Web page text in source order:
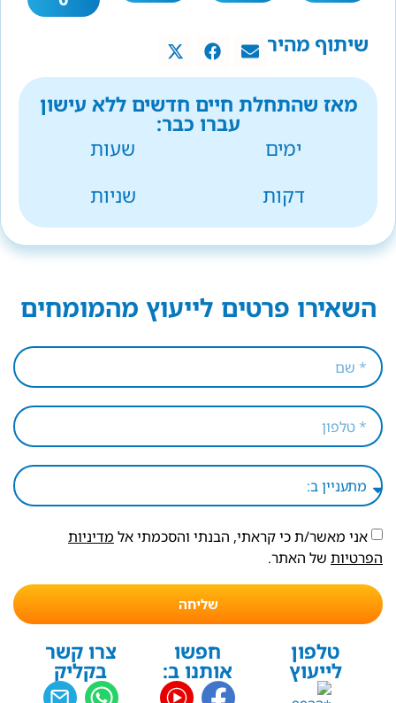
שיתוף מהיר
מאז שהתחלת חיים חדשים ללא עישון
עברו כבר:
ימים
שעות
דקות
שניות
השאירו פרטים לייעוץ מהמומחים
אני מאשר/ת כי קראתי, הבנתי והסכמתי אל מדיניות
הפרטיות של האתר.
שליחה
טלפון
לייעוץ
חפשו
אותנו ב:
צרו קשר
בקליק